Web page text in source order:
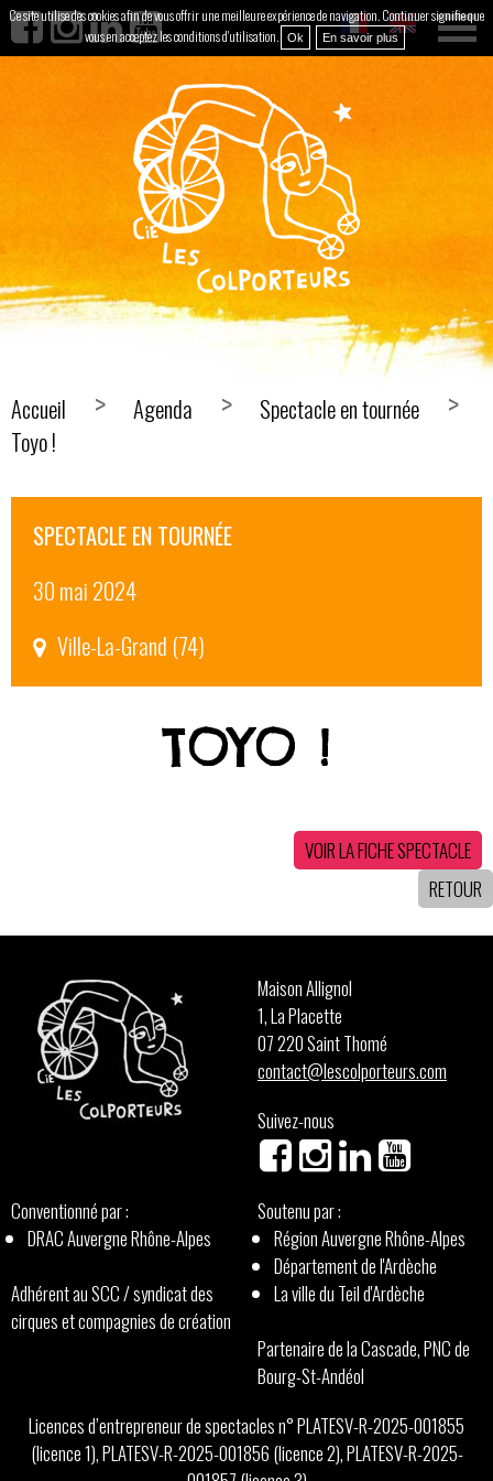
Accueil Agenda
Spectacle en tournée
Toyo !
SPECTACLE EN TOURNÉE
30 mai 2024
Ville-La-Grand (74)
TOYO !
VOIR LA FICHE SPECTACLE
RETOUR
Maison Allignol
1, La Placette
07 220 Saint Thomé
contact@lescolporteurs.com
Suivez-nous
Conventionné par :
DRAC Auvergne Rhône-Alpes
Adhérent au SCC / syndicat des
cirques et compagnies de création
Soutenu par :
Région Auvergne Rhône-Alpes
Département de l'Ardèche
La ville du Teil d'Ardèche
Partenaire de la Cascade, PNC de
Bourg-St-Andéol
Licences d’entrepreneur de spectacles n° PLATESV-R-2025-001855
(licence 1), PLATESV-R-2025-001856 (licence 2), PLATESV-R-2025-
Ce site utilise des cookies afin de vous offrir une meilleure expérience de navigation. Continuer signifie que
vous en acceptez les conditions d'utilisation.
Ok En savoir plus